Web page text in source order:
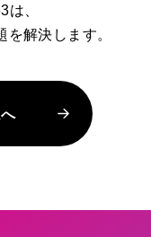
は、
解決します。